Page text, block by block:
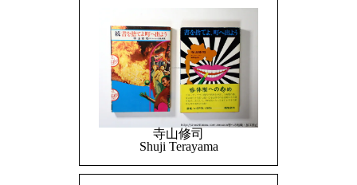
寺山修司
Shuji Terayama